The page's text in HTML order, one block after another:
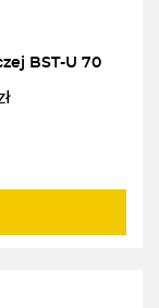
BST-U 70